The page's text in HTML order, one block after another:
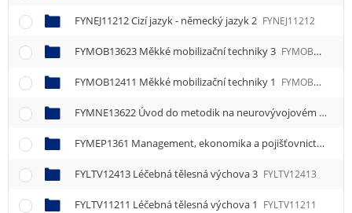
FYNEJ11212 Cizí jazyk - německý jazyk 2 FYNEJ11212
FYMOB13623 Měkké mobilizační techniky 3 FYMOB13623
FYMOB12411 Měkké mobilizační techniky 1 FYMOB12411
FYMNE13622 Úvod do metodik na neurovývojovém podkladě 2
FYMEP1361 Management, ekonomika a pojišťovnictví
FYLTV12413 Léčebná tělesná výchova 3 FYLTV12413
FYLTV11211 Léčebná tělesná výchova 1 FYLTV11211